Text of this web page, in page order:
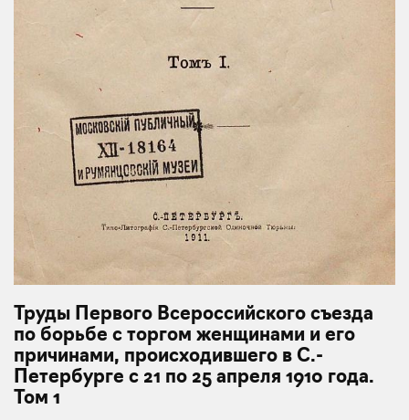
Труды Первого Всероссийского съезда
по борьбе с торгом женщинами и его
причинами, происходившего в С.-
Петербурге с 21 по 25 апреля 1910 года.
Том 1